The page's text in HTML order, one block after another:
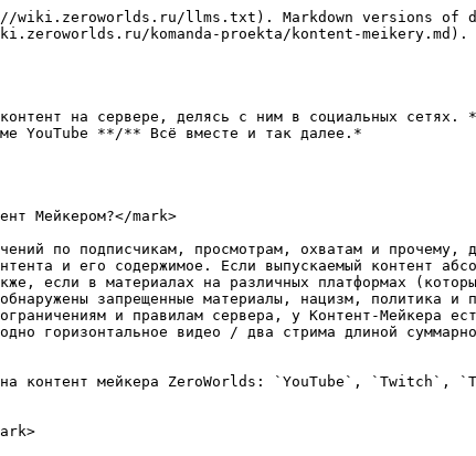
llms.txt). Markdown versions of
komanda-proekta/kontent-meikery.md).
на сервере, делясь с ним в социальных
YouTube **/** Всё вместе и так далее.*
Мейкером?</mark>
по подписчикам, просмотрам, охватам и прочему,
и его содержимое. Если выпускаемый контент
если в материалах на различных платформах
запрещенные материалы, нацизм, политика и
и правилам сервера, у Контент-Мейкера
горизонтальное видео / два стрима длиной
на контент мейкера ZeroWorlds: `YouTube`, `Twitch`,